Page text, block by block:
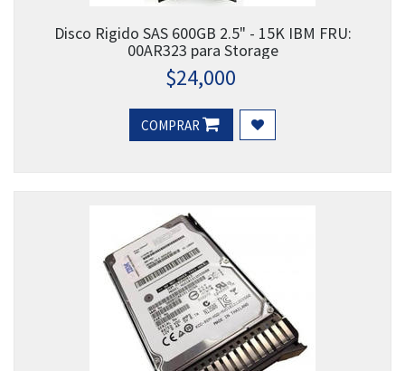
Disco Rigido SAS 600GB 2.5" - 15K IBM FRU:
00AR323 para Storage
$24,000
COMPRAR